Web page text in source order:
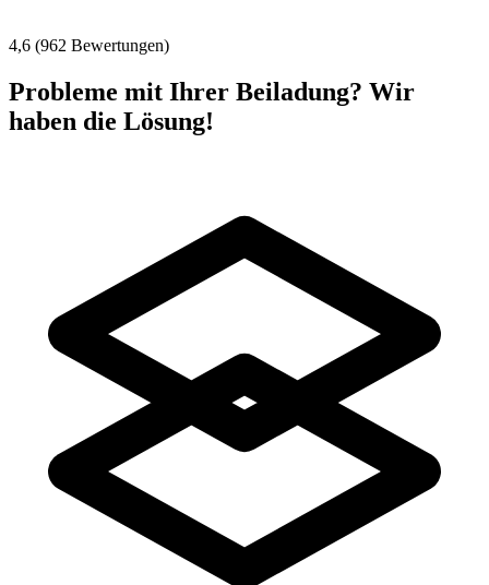
4,6 (962 Bewertungen)
Probleme mit Ihrer Beiladung? Wir
haben die Lösung!